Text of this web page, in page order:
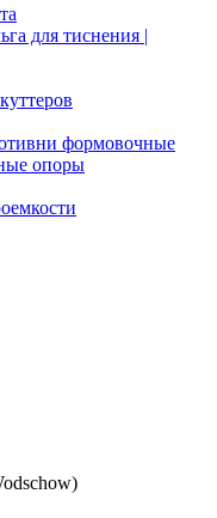
для тиснения |
формовочные
опоры